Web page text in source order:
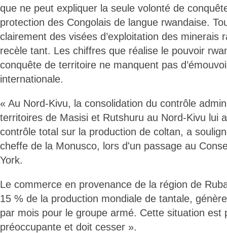
que ne peut expliquer la seule volonté de
protection des Congolais de langue rwandaise.
clairement des visées d’exploitation des minerais
recèle tant. Les chiffres que réalise le pouvoir
conquête de territoire ne manquent pas
internationale.
« Au Nord-Kivu, la consolidation du contrôle
territoires de Masisi et Rutshuru au Nord-Kivu lui
contrôle total sur la production de coltan, a
cheffe de la Monusco, lors d'un passage au
York.
Le commerce en provenance de la région de
15 % de la production mondiale de tantale,
par mois pour le groupe armé. Cette situation est
préoccupante et doit cesser ».